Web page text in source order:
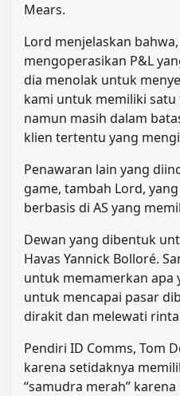
Mears.
Lord menjelaskan
mengoperasikan P&L
dia menolak untuk
kami untuk memiliki satu
namun masih dalam
klien tertentu yang
Penawaran lain yang
game, tambah Lord,
berbasis di AS yang
Dewan yang dibentuk
Havas Yannick Bolloré.
untuk memamerkan apa
untuk mencapai pasar
dirakit dan melewati
Pendiri ID Comms, Tom
karena setidaknya
“samudra merah”